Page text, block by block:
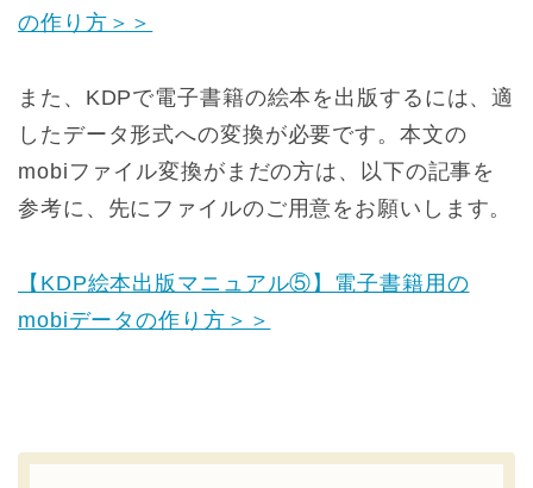
の作り方＞＞
また、KDPで電子書籍の絵本を出版するには、適
したデータ形式への変換が必要です。本文の
mobiファイル変換がまだの方は、以下の記事を
参考に、先にファイルのご用意をお願いします。
【KDP絵本出版マニュアル⑤】電子書籍用の
mobiデータの作り方＞＞